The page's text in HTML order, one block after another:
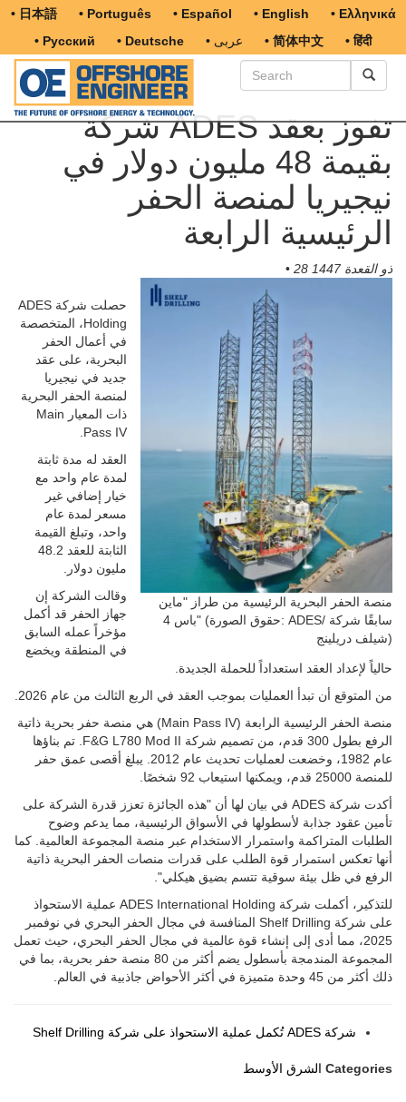
• 日本語 • Português • Español • English
• Ελληνικά
• Русский
• Deutsche • عربى • 简体中文 • हिंदी
شركة ADES تفوز بعقد
بقيمة 48 مليون دولار في
نيجيريا لمنصة الحفر
الرئيسية الرابعة
• 28 ذو القعدة 1447
منصة الحفر البحرية الرئيسية من طراز "ماين
باس 4" (حقوق الصورة: ADES/ سابقًا شركة
شيلف دريلينج)
حصلت شركة ADES
Holding، المتخصصة
في أعمال الحفر
البحرية، على عقد
جديد في نيجيريا
لمنصة الحفر البحرية
ذات المعيار Main
Pass IV.
العقد له مدة ثابتة
لمدة عام واحد مع
خيار إضافي غير
مسعر لمدة عام
واحد، وتبلغ القيمة
الثابتة للعقد 48.2
مليون دولار.
وقالت الشركة إن
جهاز الحفر قد أكمل
مؤخراً عمله السابق
في المنطقة ويخضع
حالياً لإعداد العقد استعداداً للحملة الجديدة.
من المتوقع أن تبدأ العمليات بموجب العقد في الربع الثالث من عام 2026.
منصة الحفر الرئيسية الرابعة (Main Pass IV) هي منصة حفر بحرية ذاتية
الرفع بطول 300 قدم، من تصميم شركة F&G L780 Mod II. تم بناؤها
عام 1982، وخضعت لعمليات تحديث عام 2012. يبلغ أقصى عمق حفر
للمنصة 25000 قدم، ويمكنها استيعاب 92 شخصًا.
أكدت شركة ADES في بيان لها أن "هذه الجائزة تعزز قدرة الشركة على
تأمين عقود جذابة لأسطولها في الأسواق الرئيسية، مما يدعم وضوح
الطلبات المتراكمة واستمرار الاستخدام عبر منصة المجموعة العالمية. كما
أنها تعكس استمرار قوة الطلب على قدرات منصات الحفر البحرية ذاتية
الرفع في ظل بيئة سوقية تتسم بضيق هيكلي".
للتذكير، أكملت شركة ADES International Holding عملية الاستحواذ
على شركة Shelf Drilling المنافسة في مجال الحفر البحري في نوفمبر
2025، مما أدى إلى إنشاء قوة عالمية في مجال الحفر البحري، حيث تعمل
المجموعة المندمجة بأسطول يضم أكثر من 80 منصة حفر بحرية، بما في
ذلك أكثر من 45 وحدة متميزة في أكثر الأحواض جاذبية في العالم.
شركة ADES تُكمل عملية الاستحواذ على شركة Shelf Drilling
الشرق الأوسط Categories